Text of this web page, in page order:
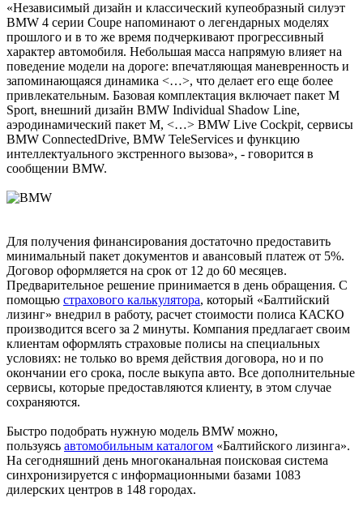
«Независимый дизайн и классический купеобразный силуэт
BMW 4 серии Coupe напоминают о легендарных моделях
прошлого и в то же время подчеркивают прогрессивный
характер автомобиля. Небольшая масса напрямую влияет на
поведение модели на дороге: впечатляющая маневренность и
запоминающаяся динамика <…>, что делает его еще более
привлекательным. Базовая комплектация включает пакет M
Sport, внешний дизайн BMW Individual Shadow Line,
аэродинамический пакет М, <…> BMW Live Cockpit, сервисы
BMW ConnectedDrive, BMW TeleServices и функцию
интеллектуального экстренного вызова», - говорится в
сообщении BMW.
Для получения финансирования достаточно предоставить
минимальный пакет документов и авансовый платеж от 5%.
Договор оформляется на срок от 12 до 60 месяцев.
Предварительное решение принимается в день обращения. С
помощью страхового калькулятора, который «Балтийский
лизинг» внедрил в работу, расчет стоимости полиса КАСКО
производится всего за 2 минуты. Компания предлагает своим
клиентам оформлять страховые полисы на специальных
условиях: не только во время действия договора, но и по
окончании его срока, после выкупа авто. Все дополнительные
сервисы, которые предоставляются клиенту, в этом случае
сохраняются.
Быстро подобрать нужную модель BMW можно,
пользуясь автомобильным каталогом «Балтийского лизинга».
На сегодняшний день многоканальная поисковая система
синхронизируется с информационными базами 1083
дилерских центров в 148 городах.